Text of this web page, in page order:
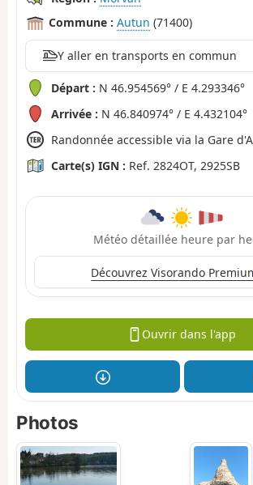
Commune : Autun (71400)
Y aller en transports en commun
Départ : N 46.954569° / E 4.293346°
Arrivée : N 46.840974° / E 4.432104°
Randonnée accessible via la Gare
Carte(s) IGN : Ref. 2824OT, 2925SB
Météo détaillée heure par
Découvrez Visorando
Ouvrir dans l'app
Photos